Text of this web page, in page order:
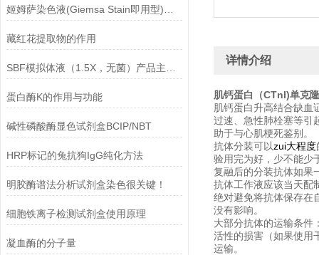
藏红花提取物的作用
蛋白酶K的作用与功能
碱性磷酸酶显色试剂盒BCIP/NBT
HRP标记的兔抗狗IgG纯化方法
明胶酶谱法分析试剂盒染色很关键！
细胞铁离子检测试剂盒使用原理
凝血酶的分子量
详情介绍
肌钙蛋白（CTnl)单克
肌钙蛋白升高结合缺血
过速 、急性肺栓塞等
助于与心肌梗死鉴别。
抗体分装可以zui大程度
验用完为好，少不能少
复融后的分装抗体如果
抗体工作液应该当天配
绝对避免将抗体保存在
没有影响。
大部分抗体的运输条
活性的损害（如果使用
运输。